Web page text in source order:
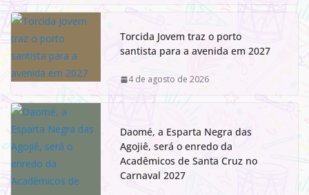
Torcida Jovem traz o porto
santista para a avenida em 2027
4 de agosto de 2026
Daomé, a Esparta Negra das
Agojiê, será o enredo da
Acadêmicos de Santa Cruz no
Carnaval 2027